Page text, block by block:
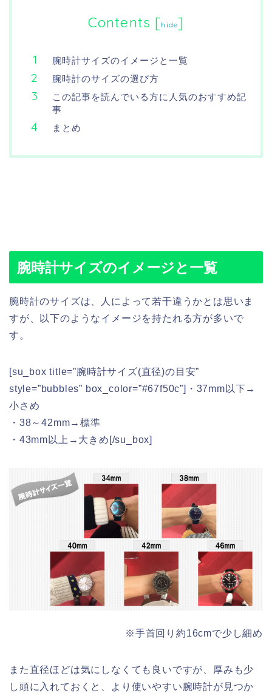
Contents [hide]
腕時計サイズのイメージと一覧
腕時計のサイズの選び方
この記事を読んでいる方に人気のおすすめ記
事
まとめ
腕時計サイズのイメージと一覧
腕時計のサイズは、人によって若干違うかとは思いま
すが、以下のようなイメージを持たれる方が多いで
す。
[su_box title=”腕時計サイズ(直径)の目安”
style=”bubbles” box_color=”#67f50c”]・37mm以下→
小さめ
・38～42mm→標準
・43mm以上→大きめ[/su_box]
※手首回り約16cmで少し細め
また直径ほどは気にしなくても良いですが、厚みも少
し頭に入れておくと、より使いやすい腕時計が見つか